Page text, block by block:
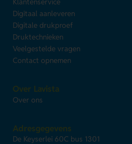
Digitaal aanleveren
Digitale drukproef
Druktechnieken
Veelgestelde vragen
Contact opnemen
Over Lavista
Over ons
Adresgegevens
De Keyserlei 60C bus 1301